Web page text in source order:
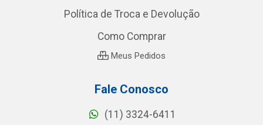
Política de Troca e Devolução
Como Comprar
Meus Pedidos
Fale Conosco
(11) 3324-6411